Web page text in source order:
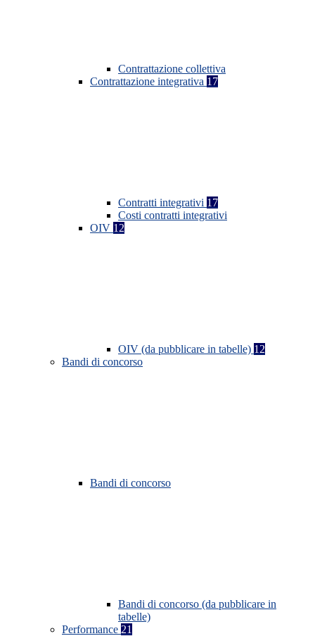
Contrattazione collettiva
Contrattazione integrativa 17
Contratti integrativi 17
Costi contratti integrativi
OIV 12
OIV (da pubblicare in tabelle) 12
Bandi di concorso
Bandi di concorso
Bandi di concorso (da pubblicare in
tabelle)
Performance 21